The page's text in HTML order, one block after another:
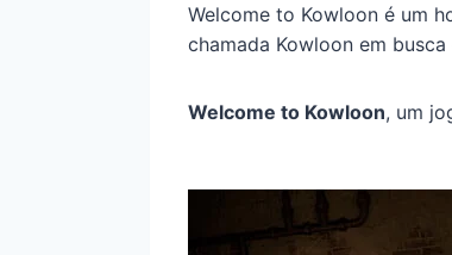
Welcome to Kowloon é um
chamada Kowloon em
Welcome to Kowloon, um